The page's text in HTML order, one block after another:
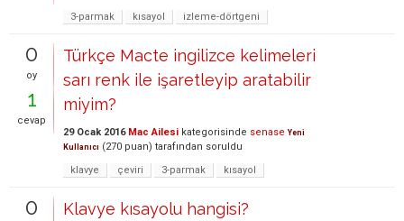
3-parmak
kısayol izleme-dörtgeni
0
oy
1
cevap
Türkçe Macte ingilizce kelimeleri
sarı renk ile işaretleyip aratabilir
miyim?
29 Ocak 2016 Mac Ailesi kategorisinde senase Yeni
Kullanıcı (270 puan) tarafından soruldu
klavye
çeviri 3-parmak kısayol
0 Klavye kısayolu hangisi?